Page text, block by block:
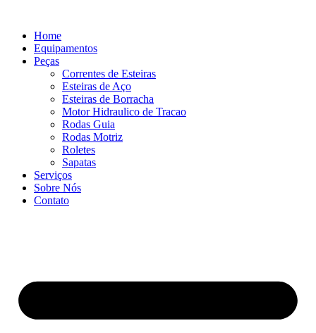
conteúdo
Home
Equipamentos
Peças
Correntes de Esteiras
Esteiras de Aço
Esteiras de Borracha
Motor Hidraulico de Tracao
Rodas Guia
Rodas Motriz
Roletes
Sapatas
Serviços
Sobre Nós
Contato